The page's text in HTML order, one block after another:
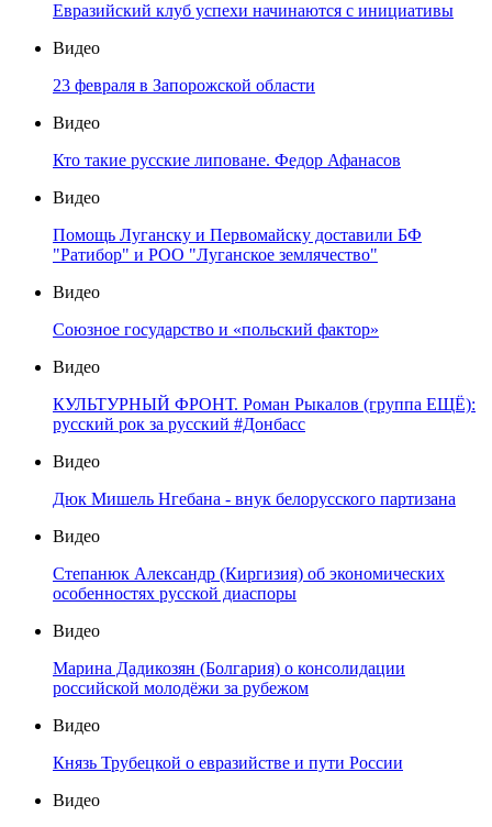
Евразийский клуб успехи начинаются с инициативы
Видео
23 февраля в Запорожской области
Видео
Кто такие русские липоване. Федор Афанасов
Видео
Помощь Луганску и Первомайску доставили БФ
"Ратибор" и РОО "Луганское землячество"
Видео
Союзное государство и «польский фактор»
Видео
КУЛЬТУРНЫЙ ФРОНТ. Роман Рыкалов (группа ЕЩЁ):
русский рок за русский #Донбасс
Видео
Дюк Мишель Нгебана - внук белорусского партизана
Видео
Степанюк Александр (Киргизия) об экономических
особенностях русской диаспоры
Видео
Марина Дадикозян (Болгария) о консолидации
российской молодёжи за рубежом
Видео
Князь Трубецкой о евразийстве и пути России
Видео